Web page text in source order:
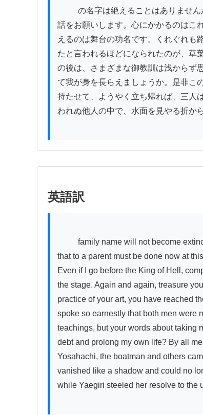
話をお願いします。心にかかるのはこ
えるのは舞台の功名です。くれぐれも
たと言われるほどになられたのが、草
の後は、さまざまな御教訓は浅からず
て我が身を長らえましょうか。是非こ
持たせて、ようやく立ち帰れば、三人
われぬ他人の中で、水面を見やる折か
英語訳
that to a parent must be done now at
Even if I go before the King of Hell,
the stage. Again and again, treasure
practice of your art, you have reached
spoke so earnestly that both men were
teachings, but your words about taking
debt and prolong my own life? By all
Yosahachi, the boatman and others
vanished like a shadow and could no
while Yaegiri steeled her resolve to the